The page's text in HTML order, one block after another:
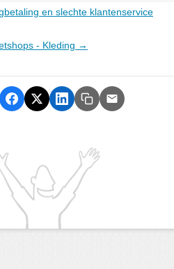
en slechte klantenservice
- Kleding →